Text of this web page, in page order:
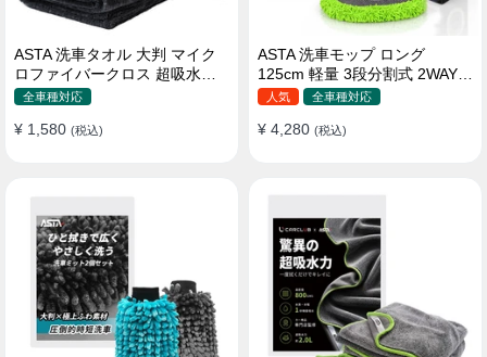
ASTA 洗車タオル 大判 マイク
ロファイバークロス 超吸水ツ
イストパイル 洗車クロス 傷防
全車種対応
¥ 1,580 (税込)
ASTA 洗車モップ ロング
125cm 軽量 3段分割式 2WAY
洗車ブラシ スポンジ 高吸水 マ
110°可動ヘッド 15°カーブ設計
人気 全車種対応
¥ 4,280 (税込)